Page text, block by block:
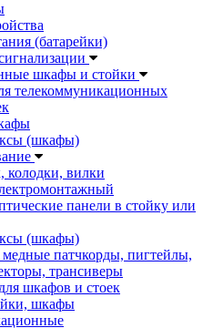
(батарейки)
шкафы и стойки
телекоммуникационных
(шкафы)
колодки, вилки
панели в стойку или
(шкафы)
патчкорды, пигтейлы,
трансиверы
шкафов и стоек
шкафы